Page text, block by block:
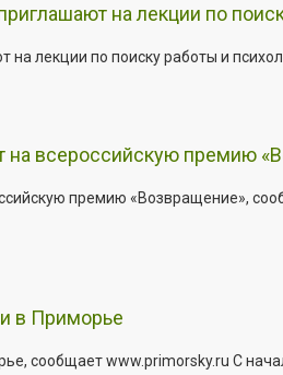
на лекции по
лекции по поиску работы и
всероссийскую премию
премию «Возвращение»,
в Приморье
сообщает www.primorsky.ru С